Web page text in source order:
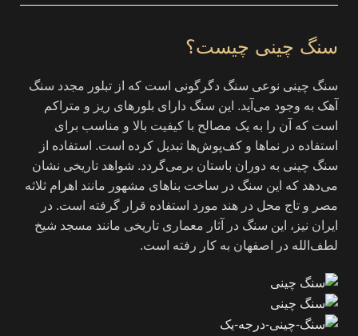
سنگ چینی چیست؟
سنگ چینی نوعی سنگ دگرگونی است که از تبلور مجدد سنگ
آهک به وجود می‌آید. این سنگ دارای بلورهای ریز و متراکم
است که آن را به یک مصالح با کیفیت بالا و مناسب برای
استفاده در نماها و کف‌پوش‌ها تبدیل کرده است. استفاده از
سنگ چینی به دوران باستان برمی‌گردد. شواهد تاریخی نشان
می‌دهد که این سنگ در ساخت بناهای مشهور مانند اهرام ثلاثه
مصر و تاج محل در هند مورد استفاده قرار گرفته است. در
ایران نیز، این سنگ در آثار معماری تاریخی مانند مسجد شیخ
لطف‌الله در اصفهان به کار رفته است.